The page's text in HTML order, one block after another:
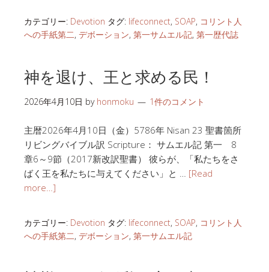
カテゴリー: Devotion タグ: lifeconnect, SOAP, コリント人
への手紙第二, デボーション, 第一サムエル記, 第一歴代誌
神を退け、王と求める民！
2026年4月10日 by honmoku 1件のコメント
主暦2026年4月10日（金）5786年 Nisan 23 聖書箇所
リビングバイブル訳 Scripture： サムエル記 第一 8
章6～9節（2017新改訳聖書） 彼らが、「私たちをさ
ばく王を私たちに与えてください」と … [Read
more…]
カテゴリー: Devotion タグ: lifeconnect, SOAP, コリント人
への手紙第二, デボーション, 第一サムエル記